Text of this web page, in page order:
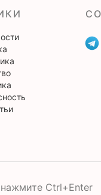
Ctrl+Enter